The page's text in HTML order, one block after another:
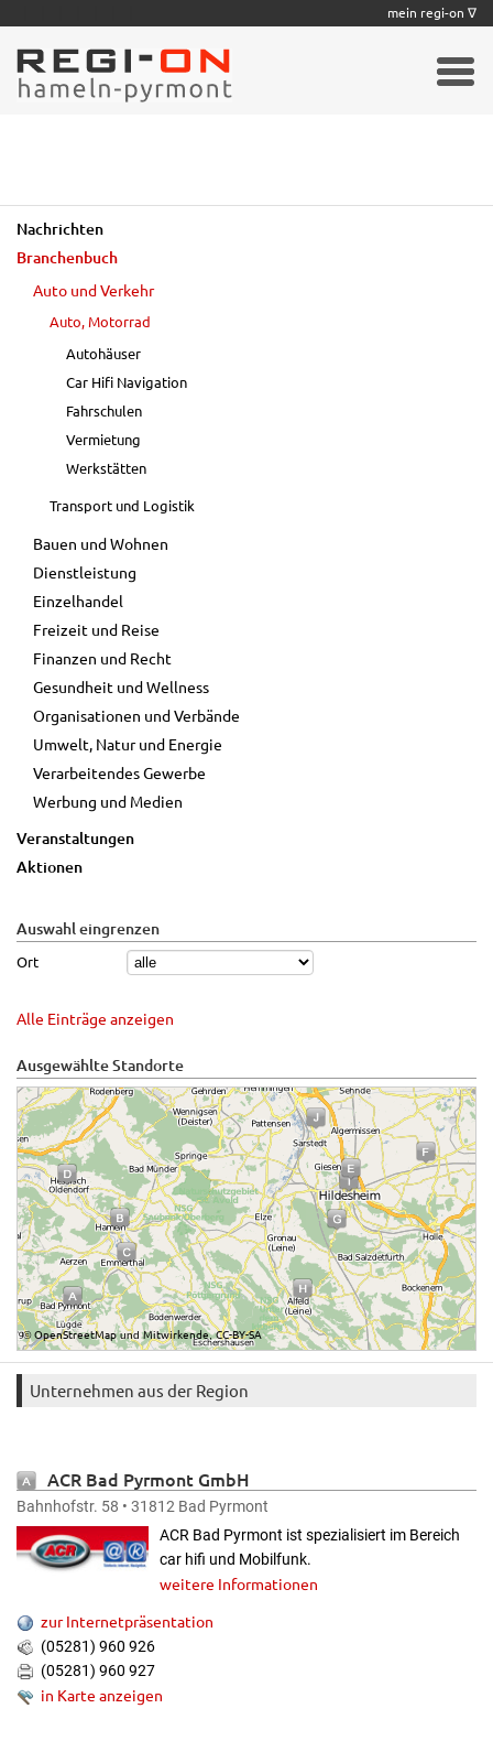
Nachrichten
Branchenbuch
Auto und Verkehr
Auto, Motorrad
Autohäuser
Car Hifi Navigation
Fahrschulen
Vermietung
Werkstätten
Transport und Logistik
Bauen und Wohnen
Dienstleistung
Einzelhandel
Freizeit und Reise
Finanzen und Recht
Gesundheit und Wellness
Organisationen und Verbände
Umwelt, Natur und Energie
Verarbeitendes Gewerbe
Werbung und Medien
Veranstaltungen
Aktionen
Auswahl eingrenzen
Ort
Alle Einträge anzeigen
Ausgewählte Standorte
©OpenStreetMapundMitwirkende,CC-BY-SA
Unternehmen aus der Region
ACR Bad Pyrmont GmbH
Bahnhofstr. 58 • 31812 Bad Pyrmont
ACR Bad Pyrmont ist spezialisiert im Bereich
car hifi und Mobilfunk.
weitere Informationen
zur Internetpräsentation
(05281) 960 926
(05281) 960 927
in Karte anzeigen
mein regi-on ∇